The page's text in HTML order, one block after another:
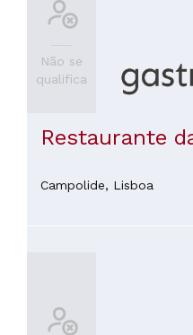
Não se
qualifica
Restaurante
Campolide, Lisboa